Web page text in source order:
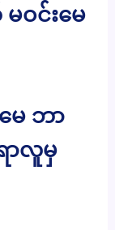
ဝင်းမေ
မေ ဘာ
ာလူမှ